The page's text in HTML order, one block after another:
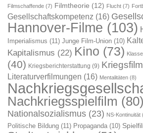
Filmschaffende (7) Filmtheorie (12) Flucht (7)
Gesellschaftskompetenz (16)
Hannover-Filme (103)
Imperialismus (11) Junge Film-Union (10)
Kapitalismus (22) Kino (73)
(40) Kriegsberichterstattung (9) Kriegsfilm
Literaturverfilmungen (16) Mentalitäten (8)
Nachkriegsspielfilm (80)
Nationalsozialismus (23) NS-Kontinuität
Politische Bildung (11) Propaganda (10)